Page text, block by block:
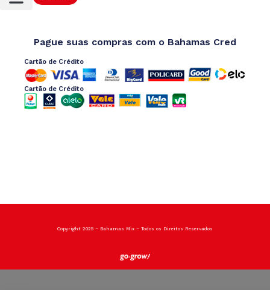
Pague suas compras com o Bahamas Cred
Cartão de Crédito
Cartão de Crédito
Copyright 2025 – Bahamas Mix – Todos os Direitos Reservados